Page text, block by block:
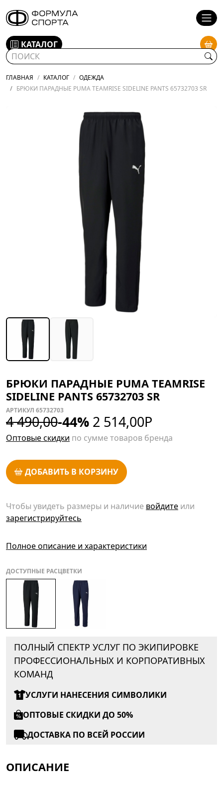
КАТАЛОГ
ГЛАВНАЯ КАТАЛОГ
ОДЕЖДА
БРЮКИ ПАРАДНЫЕ PUMA TEAMRISE SIDELINE PANTS 65732703 SR
БРЮКИ ПАРАДНЫЕ PUMA TEAMRISE
SIDELINE PANTS 65732703 SR
АРТИКУЛ 65732703
4 490,00-44% 2 514,00Р
Оптовые скидки по сумме товаров бренда
ДОБАВИТЬ В КОРЗИНУ
Чтобы увидеть размеры и наличие войдите или
зарегистрируйтесь
Полное описание и характеристики
ДОСТУПНЫЕ РАСЦВЕТКИ
ПОЛНЫЙ СПЕКТР УСЛУГ ПО ЭКИПИРОВКЕ
ПРОФЕССИОНАЛЬНЫХ И КОРПОРАТИВНЫХ
КОМАНД
УСЛУГИ НАНЕСЕНИЯ СИМВОЛИКИ
ОПТОВЫЕ СКИДКИ ДО 50%
ДОСТАВКА ПО ВСЕЙ РОССИИ
ОПИСАНИЕ